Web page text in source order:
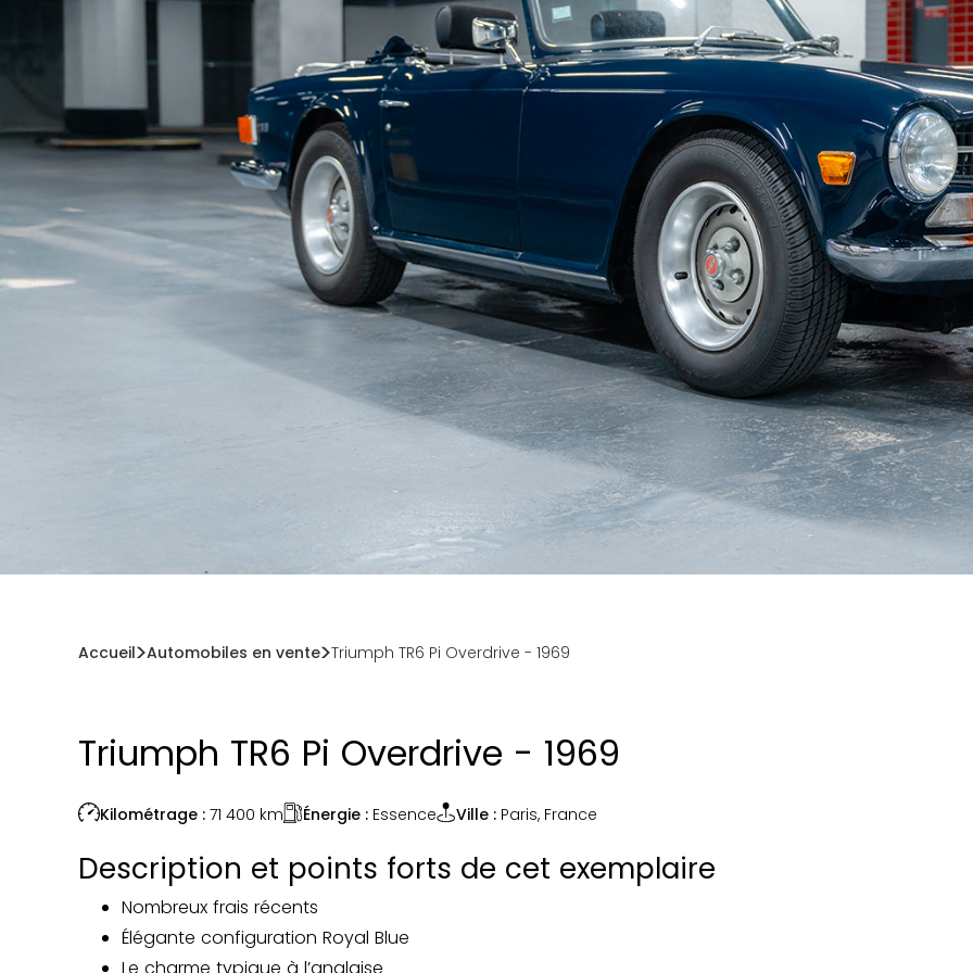
Accueil Automobiles en vente Triumph TR6 Pi Overdrive - 1969
Triumph TR6 Pi Overdrive - 1969
Kilométrage : 71 400 km Énergie : Essence Ville : Paris, France
Description et points forts de cet exemplaire
Nombreux frais récents
Élégante configuration Royal Blue